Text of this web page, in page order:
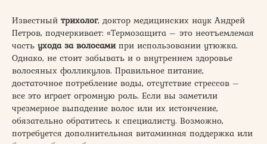
Известный трихолог, доктор медицинских наук Андрей
Петров, подчеркивает: «Термозащита – это неотъемлемая
часть ухода за волосамипри использовании утюжка.
Однако, не стоит забывать и о внутреннем здоровье
волосяных фолликулов. Правильное питание,
достаточное потребление воды, отсутствие стрессов –
все это играет огромную роль. Если вы заметили
чрезмерное выпадение волос или их истончение,
обязательно обратитесь к специалисту. Возможно,
потребуется дополнительная витаминная поддержка или